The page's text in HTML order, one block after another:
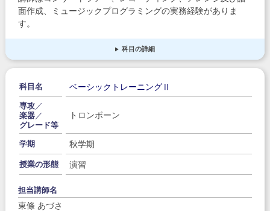
面作成、ミュージックプログラミングの実務経験がありま
す。
科目の詳細
科目名 ベーシックトレーニングⅡ
専攻／
楽器／
グレード等
トロンボーン
学期 秋学期
授業の形態 演習
担当講師名
東條 あづさ